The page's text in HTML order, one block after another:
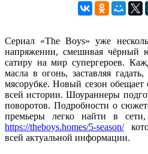
Сериал «The Boys» уже
напряжении, смешивая чёрный
сатиру на мир супергероев.
масла в огонь, заставляя
мясорубке. Новый сезон обещает
всей истории. Шоураннеры
поворотов. Подробности о
премьеры легко найти в
https://theboys.homes/5-season/
всей актуальной информации.